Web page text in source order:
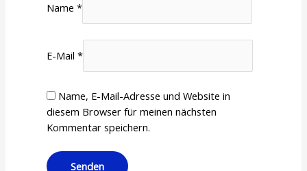
Name*
E-Mail*
Name, E-Mail-Adresse und Website in
diesem Browser für meinen nächsten
Kommentar speichern.